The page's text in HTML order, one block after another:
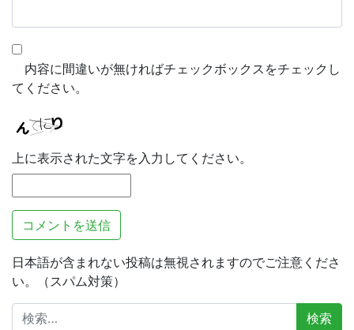
内容に間違いが無ければチェックボックスをチェックし
てください。
上に表示された文字を入力してください。
日本語が含まれない投稿は無視されますのでご注意くださ
い。（スパム対策）
検